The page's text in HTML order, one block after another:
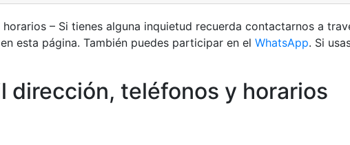
– Si tienes alguna inquietud recuerda contactarnos a
en esta página. También puedes participar en el WhatsApp. Si
dirección, teléfonos y horarios